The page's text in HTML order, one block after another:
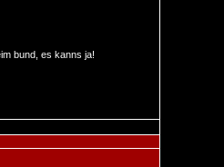
bund, es kanns ja!